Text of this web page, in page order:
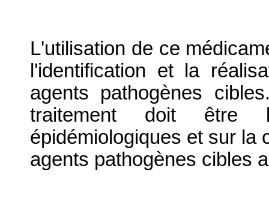
L'utilisation de ce
l'identification et la
agents pathogènes
traitement doit être
épidémiologiques et sur la
agents pathogènes cibles